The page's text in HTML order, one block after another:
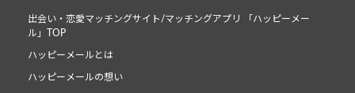
出会い・恋愛マッチングサイト/マッチングアプリ 「ハッピーメー
ル」TOP
ハッピーメールとは
ハッピーメールの想い